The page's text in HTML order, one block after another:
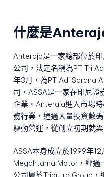
什麼是
Anteraja是一家總部位於
公司，法定名稱為PT Tri
年3月，為PT Adi Sarana
司，ASSA是一家在印尼證
企業。Anteraja進入市場
務行業，通過大量投資數
驅動營運，從創立初期就
ASSA本身成立於1999年
Megahtama Motor，經過
公司屬於Triputra Group，